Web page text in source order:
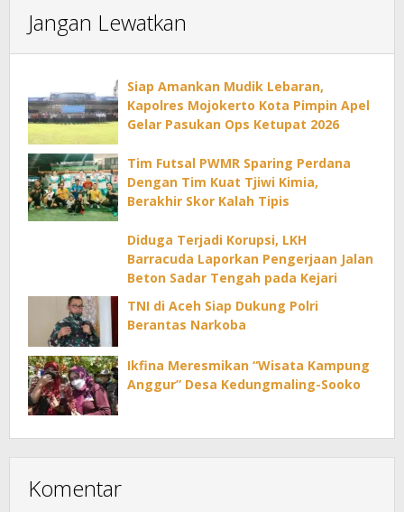
Jangan Lewatkan
Siap Amankan Mudik Lebaran,
Kapolres Mojokerto Kota Pimpin Apel
Gelar Pasukan Ops Ketupat 2026
Tim Futsal PWMR Sparing Perdana
Dengan Tim Kuat Tjiwi Kimia,
Berakhir Skor Kalah Tipis
Diduga Terjadi Korupsi, LKH
Barracuda Laporkan Pengerjaan Jalan
Beton Sadar Tengah pada Kejari
TNI di Aceh Siap Dukung Polri
Berantas Narkoba
Ikfina Meresmikan “Wisata Kampung
Anggur” Desa Kedungmaling-Sooko
Komentar